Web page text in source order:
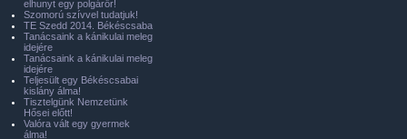
elhunyt egy polgárőr!
Szomorú szívvel tudatjuk!
TE Szedd 2014. Békéscsaba
Tanácsaink a kánikulai meleg
idejére
Tanácsaink a kánikulai meleg
idejére
Teljesült egy Békéscsabai
kislány álma!
Tisztelgünk Nemzetünk
Hősei előtt!
Valóra vált egy gyermek
álma!